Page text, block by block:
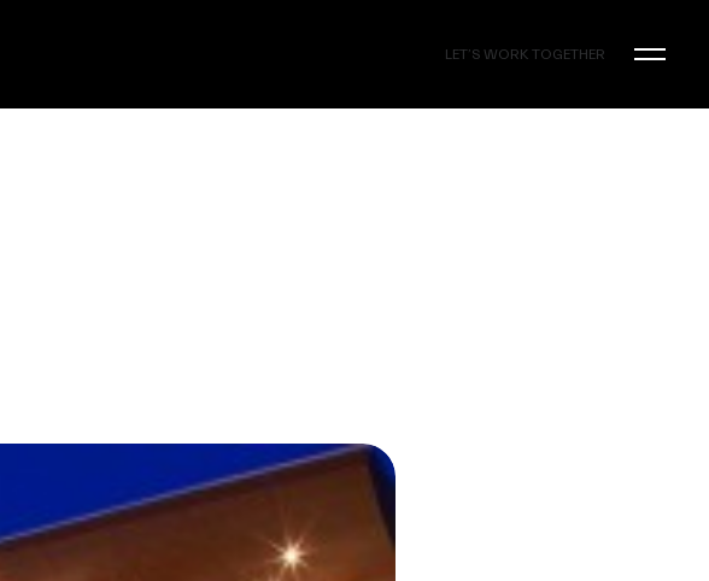
LET’S WORK TOGETHER